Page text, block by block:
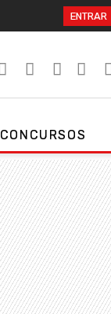
ENTRAR
CONCURSOS